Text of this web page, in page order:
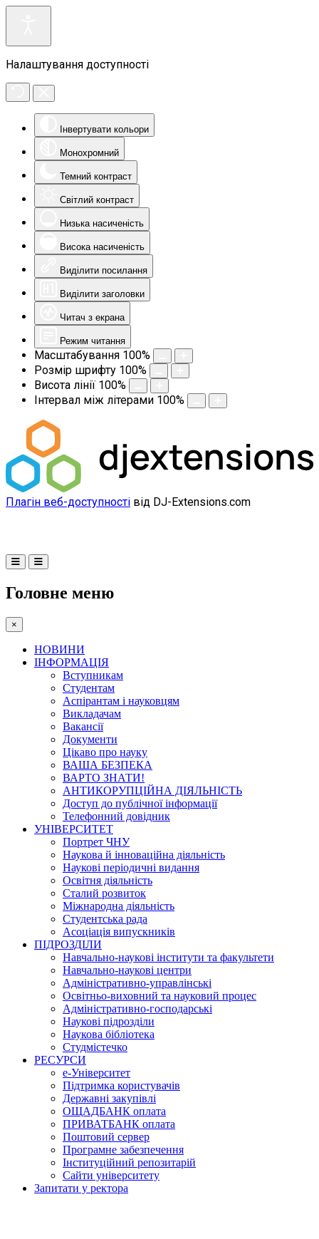
Налаштування доступності
Інвертувати кольори
Монохромний
Темний контраст
Світлий контраст
Низька насиченість
Висока насиченість
Виділити посилання
Виділити заголовки
Читач з екрана
Режим читання
Масштабування 100%
Розмір шрифту 100%
Висота лінії 100%
Інтервал між літерами 100%
Плагін веб-доступності від DJ-Extensions.com
Головне меню
×
НОВИНИ
ІНФОРМАЦІЯ
Вступникам
Студентам
Аспірантам і науковцям
Викладачам
Вакансії
Документи
Цікаво про науку
ВАША БЕЗПЕКА
ВАРТО ЗНАТИ!
АНТИКОРУПЦІЙНА ДІЯЛЬНІСТЬ
Доступ до публічної інформації
Телефонний довідник
УНІВЕРСИТЕТ
Портрет ЧНУ
Наукова й інноваційна діяльність
Наукові періодичні видання
Освітня діяльність
Сталий розвиток
Міжнародна діяльність
Студентська рада
Асоціація випускників
ПІДРОЗДІЛИ
Навчально-наукові інститути та факультети
Навчально-наукові центри
Адміністративно-управлінські
Освітньо-виховний та науковий процес
Адміністративно-господарські
Наукові підрозділи
Наукова бібліотека
Студмістечко
РЕСУРСИ
е-Університет
Підтримка користувачів
Державні закупівлі
ОЩАДБАНК оплата
ПРИВАТБАНК оплата
Поштовий сервер
Програмне забезпечення
Інституційний репозитарій
Сайти університету
Запитати у ректора